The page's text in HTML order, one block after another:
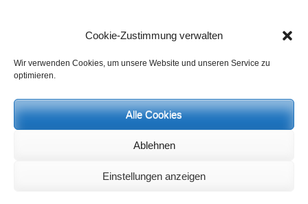
Cookie-Zustimmung verwalten
Wir verwenden Cookies, um unsere Website und unseren Service zu
optimieren.
Alle Cookies
Ablehnen
Einstellungen anzeigen
Neueste Kommentare
Setu Bandhasana – Die Brücke als Yogaübung und
zuSpiritualität im Koffer – die Auflösung des